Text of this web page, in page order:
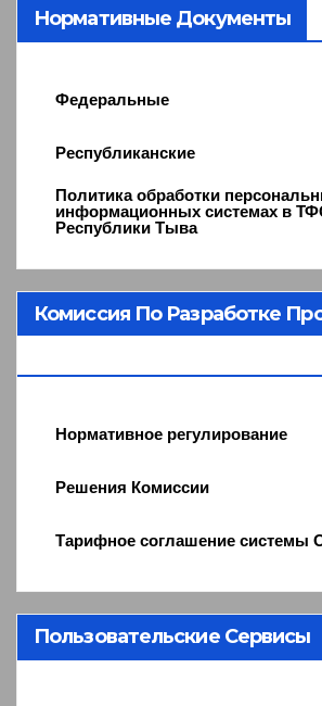
Нормативные Документы
Федеральные
Республиканские
Политика обработки
информационных системах в
Республики Тыва
Комиссия По Разработке
Нормативное регулирование
Решения Комиссии
Тарифное соглашение системы
Пользовательские Сервисы